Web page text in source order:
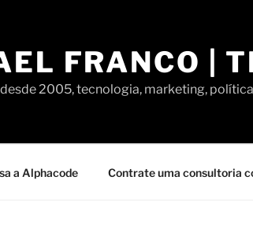
FRANCO |
2005, tecnologia, marketing,
a Alphacode Contrate uma consultoria